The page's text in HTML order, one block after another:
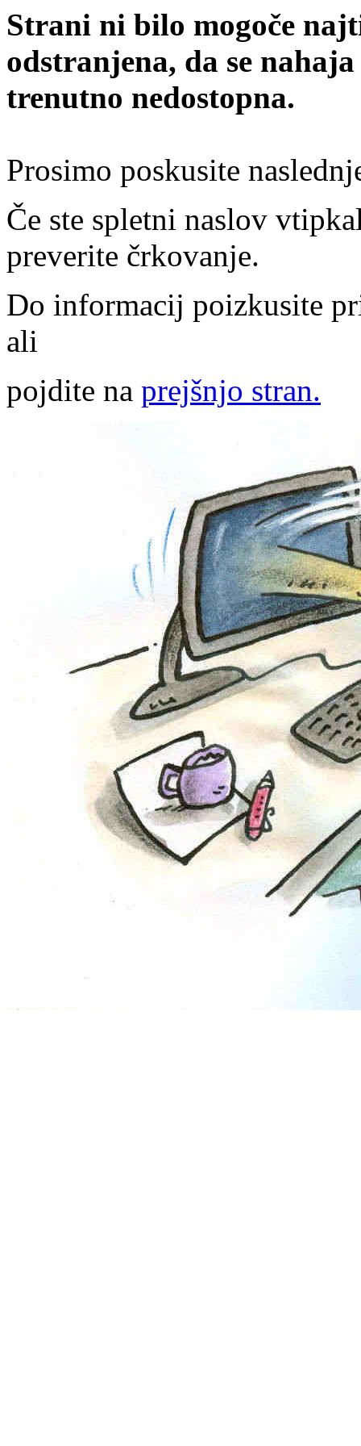
Strani ni bilo mogoče
odstranjena, da se
trenutno nedostopna.
Prosimo poskusite
Če ste spletni naslov
preverite črkovanje.
Do informacij poizkusite
ali
pojdite na prejšnjo stran.